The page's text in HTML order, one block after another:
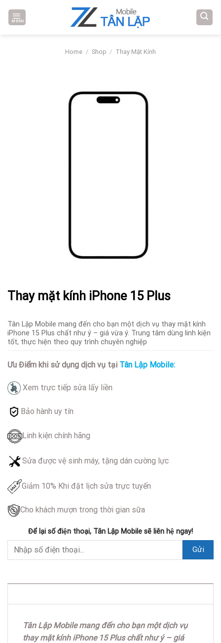
MENU
Home / Shop / Thay Mặt Kính
Thay mặt kính iPhone 15 Plus
Tân Lập Mobile mang đến cho bạn một dịch vụ thay mặt kính
iPhone 15 Plus chất như ý – giá vừa ý. Trung tâm dùng linh kiện
tốt, thực hiện theo quy trình chuyên nghiệp
Ưu Điểm khi sử dụng dịch vụ tại Tân Lập Mobile:
Xem trực tiếp sửa lấy liền
Bảo hành uy tín
Linh kiện chính hãng
Sửa được vệ sinh máy, tặng dán cường lực
Giảm 10% Khi đặt lịch sửa trực tuyến
Cho khách mượn trong thời gian sữa
Để lại số điện thoại, Tân Lập Mobile sẽ liên hệ ngay!
Tân Lập Mobile mang đến cho bạn một dịch vụ
thay mặt kính iPhone 15 Plus chất như ý – giá